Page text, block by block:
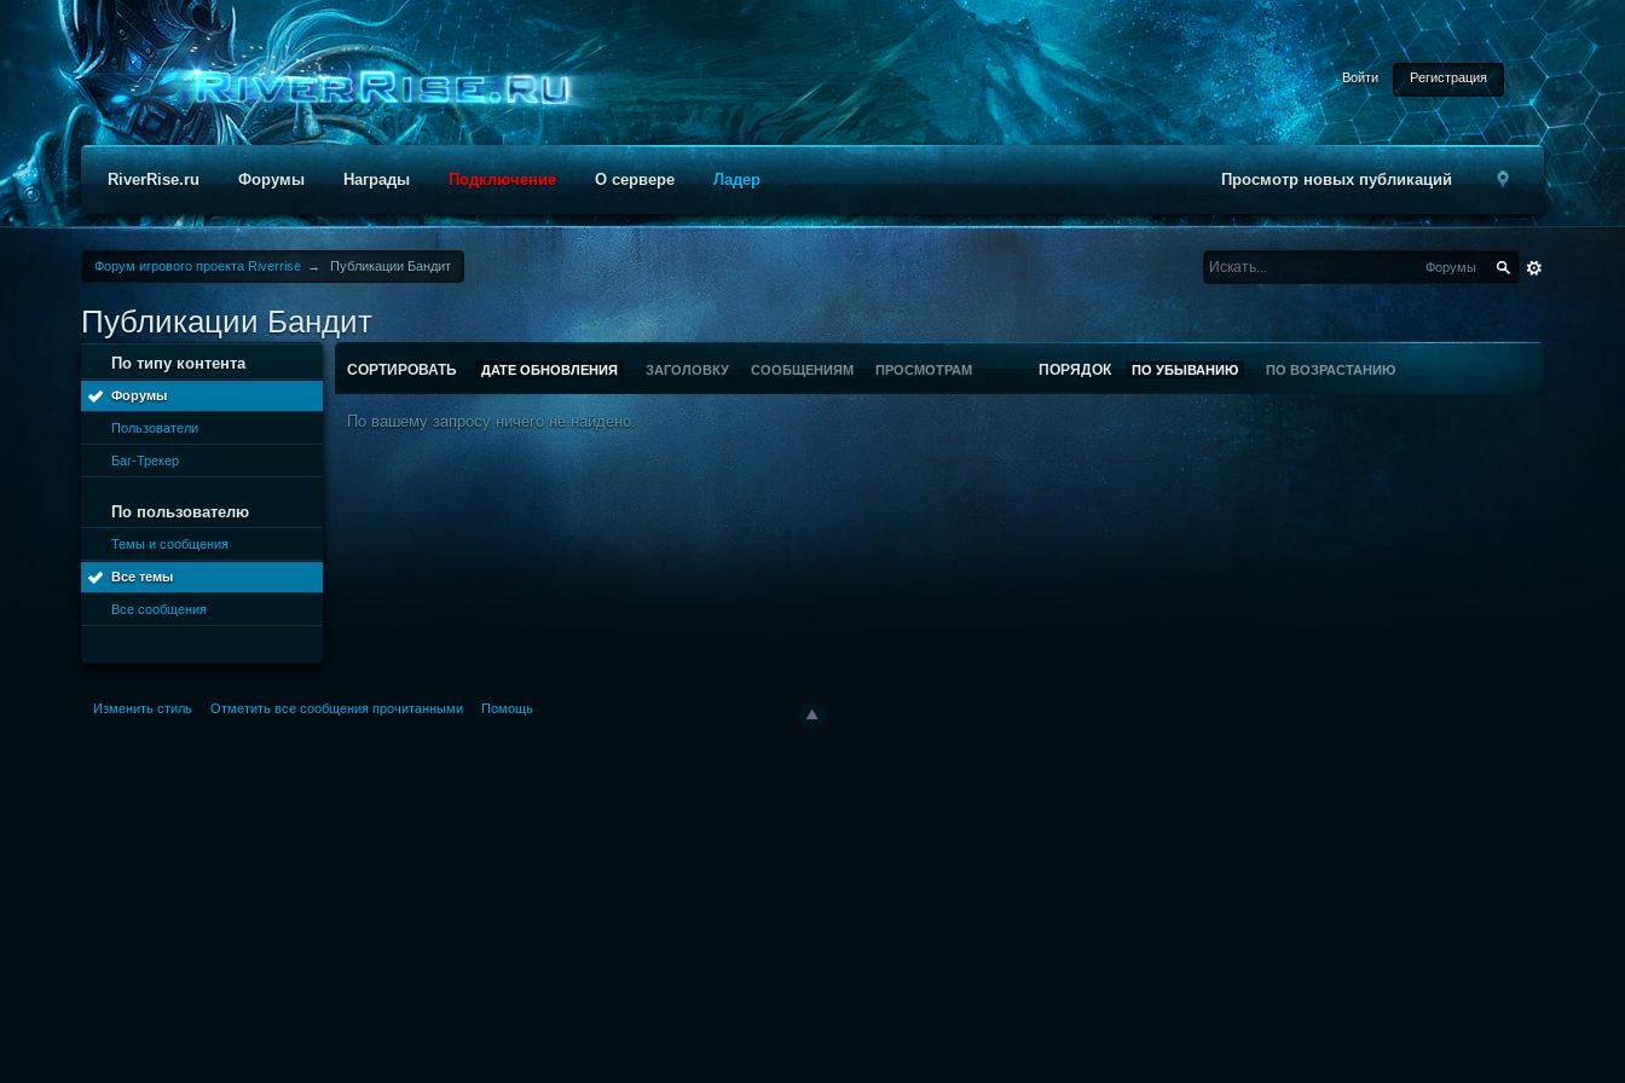
Войти Регистрация
Просмотр новых публикаций
RiverRise.ru Форумы Награды Подключение О сервере Ладер
Форум игрового проекта Riverrise → Публикации Бандит Форумы
Публикации Бандит
По типу контента
Форумы
Пользователи
Баг-Трекер
По пользователю
Темы и сообщения
Все темы
Все сообщения
СОРТИРОВАТЬ ДАТЕ ОБНОВЛЕНИЯ ЗАГОЛОВКУ СООБЩЕНИЯМ ПРОСМОТРАМ ПОРЯДОК ПО УБЫВАНИЮ ПО ВОЗРАСТАНИЮ
По вашему запросу ничего не найдено.
Изменить стиль Отметить все сообщения прочитанными Помощь